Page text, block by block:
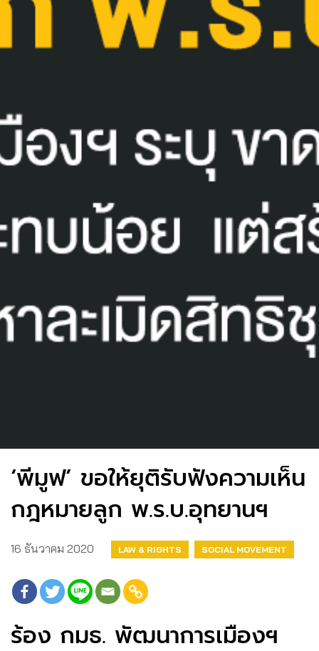
‘พีมูฟ’ ขอให้ยุติรับฟังความเห็น
กฎหมายลูก พ.ร.บ.อุทยานฯ
16 ธันวาคม 2020 LAW & RIGHTS SOCIAL MOVEMENT
ร้อง กมธ. พัฒนาการเมืองฯ